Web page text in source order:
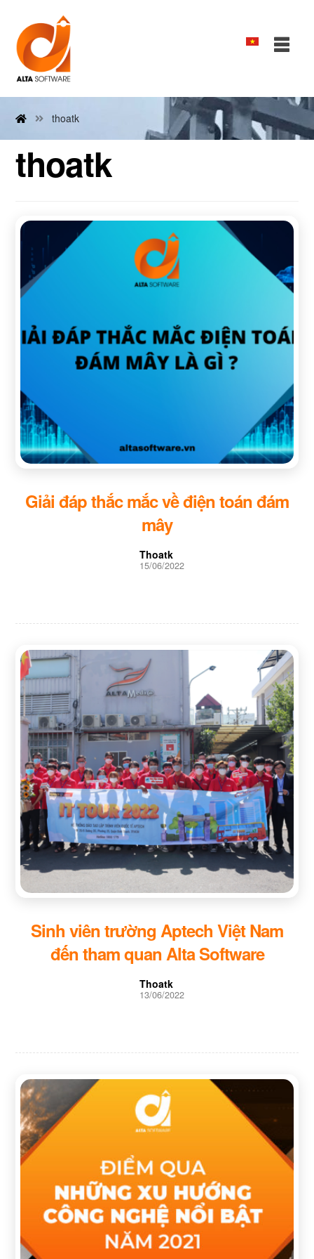
thoatk
thoatk
Giải đáp thắc mắc về điện toán đám
mây
Thoatk
15/06/2022
Sinh viên trường Aptech Việt Nam
đến tham quan Alta Software
Thoatk
13/06/2022